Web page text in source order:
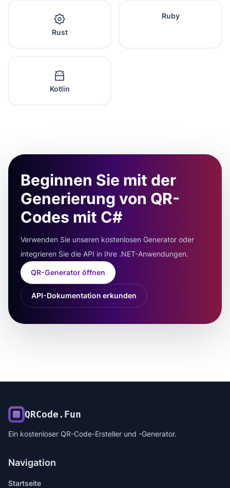
Rust
Ruby
Kotlin
Beginnen Sie mit der
Generierung von QR-
Codes mit C#
Verwenden Sie unseren kostenlosen Generator oder
integrieren Sie die API in Ihre .NET-Anwendungen.
QR-Generator öffnen
API-Dokumentation erkunden
QRCode.Fun
Ein kostenloser QR-Code-Ersteller und -Generator.
Navigation
Startseite